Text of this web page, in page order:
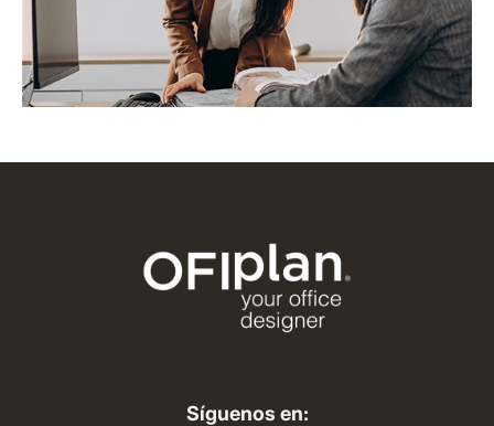
Síguenos en: